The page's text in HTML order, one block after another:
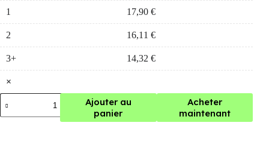
1 17,90 €
2 16,11 €
3+ 14,32 €
×
quantité
de
camera
Ajouter au
panier
Acheter
maintenant